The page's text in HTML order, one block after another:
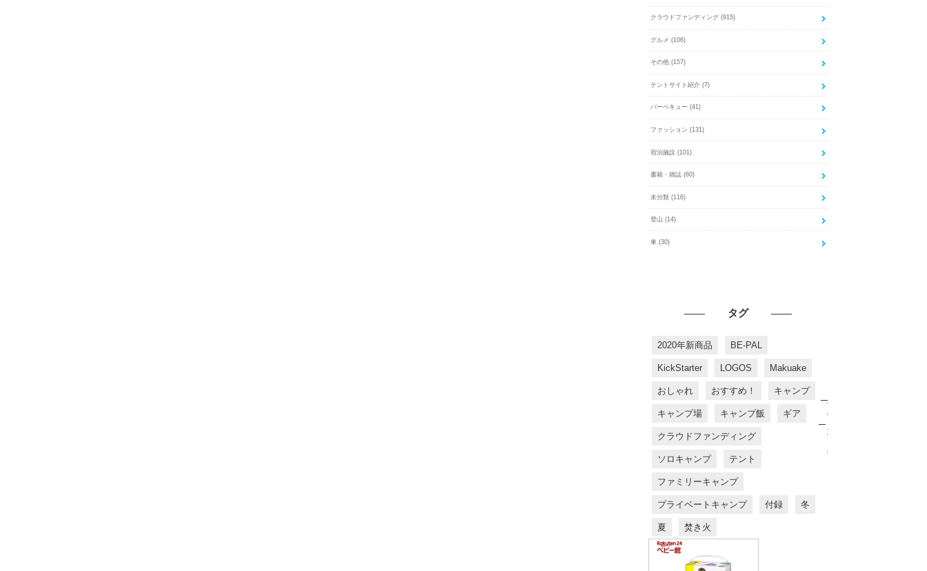
クラウドファンディング (915)
グルメ (106)
その他 (157)
テントサイト紹介 (7)
バーベキュー (41)
ファッション (131)
宿泊施設 (101)
書籍・雑誌 (60)
未分類 (116)
登山 (14)
車 (30)
タグ
2020年新商品 BE-PAL
KickStarter LOGOS Makuake
おしゃれ おすすめ！ キャンプ
キャンプ場 キャンプ飯 ギア
クラウドファンディング
ソロキャンプ テント
ファミリーキャンプ
プライベートキャンプ 付録 冬
夏 焚き火
す
す
め
商
品